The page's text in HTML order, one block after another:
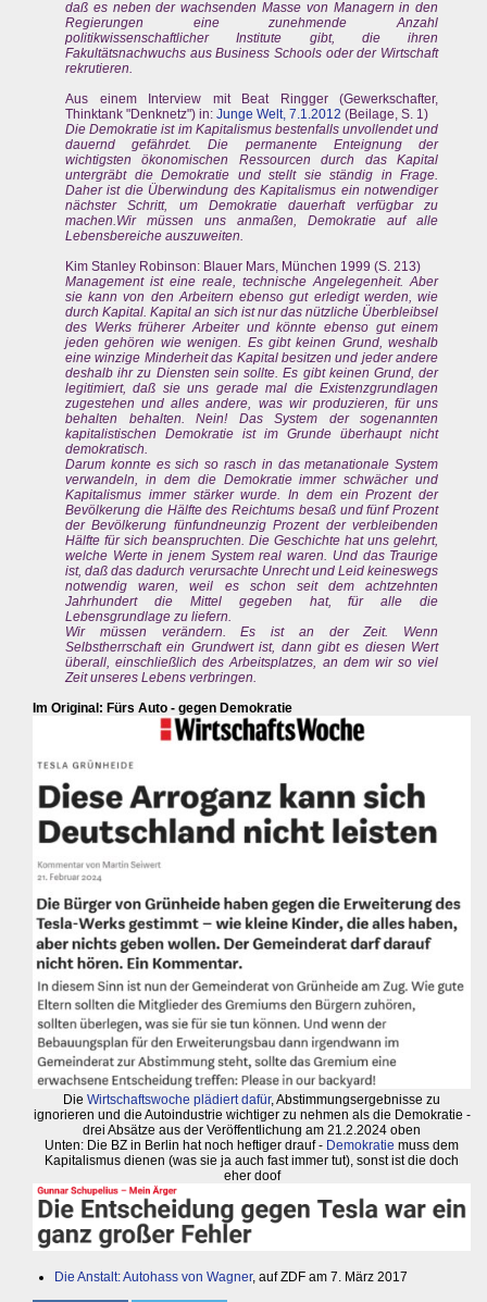
daß es neben der wachsenden Masse von Managern in den
Regierungen eine zunehmende Anzahl
politikwissenschaftlicher Institute gibt, die ihren
Fakultätsnachwuchs aus Business Schools oder der Wirtschaft
rekrutieren.
Aus einem Interview mit Beat Ringger (Gewerkschafter,
Thinktank "Denknetz") in: Junge Welt, 7.1.2012 (Beilage, S. 1)
Die Demokratie ist im Kapitalismus bestenfalls unvollendet und
dauernd gefährdet. Die permanente Enteignung der
wichtigsten ökonomischen Ressourcen durch das Kapital
untergräbt die Demokratie und stellt sie ständig in Frage.
Daher ist die Überwindung des Kapitalismus ein notwendiger
nächster Schritt, um Demokratie dauerhaft verfügbar zu
machen.Wir müssen uns anmaßen, Demokratie auf alle
Lebensbereiche auszuweiten.
Kim Stanley Robinson: Blauer Mars, München 1999 (S. 213)
Management ist eine reale, technische Angelegenheit. Aber
sie kann von den Arbeitern ebenso gut erledigt werden, wie
durch Kapital. Kapital an sich ist nur das nützliche Überbleibsel
des Werks früherer Arbeiter und könnte ebenso gut einem
jeden gehören wie wenigen. Es gibt keinen Grund, weshalb
eine winzige Minderheit das Kapital besitzen und jeder andere
deshalb ihr zu Diensten sein sollte. Es gibt keinen Grund, der
legitimiert, daß sie uns gerade mal die Existenzgrundlagen
zugestehen und alles andere, was wir produzieren, für uns
behalten behalten. Nein! Das System der sogenannten
kapitalistischen Demokratie ist im Grunde überhaupt nicht
demokratisch.
Darum konnte es sich so rasch in das metanationale System
verwandeln, in dem die Demokratie immer schwächer und
Kapitalismus immer stärker wurde. In dem ein Prozent der
Bevölkerung die Hälfte des Reichtums besaß und fünf Prozent
der Bevölkerung fünfundneunzig Prozent der verbleibenden
Hälfte für sich beanspruchten. Die Geschichte hat uns gelehrt,
welche Werte in jenem System real waren. Und das Traurige
ist, daß das dadurch verursachte Unrecht und Leid keineswegs
notwendig waren, weil es schon seit dem achtzehnten
Jahrhundert die Mittel gegeben hat, für alle die
Lebensgrundlage zu liefern.
Wir müssen verändern. Es ist an der Zeit. Wenn
Selbstherrschaft ein Grundwert ist, dann gibt es diesen Wert
überall, einschließlich des Arbeitsplatzes, an dem wir so viel
Zeit unseres Lebens verbringen.
Im Original: Fürs Auto - gegen Demokratie
DieWirtschaftswoche plädiert dafür, Abstimmungsergebnisse zu
ignorieren und die Autoindustrie wichtiger zu nehmen als die Demokratie -
drei Absätze aus der Veröffentlichung am 21.2.2024 oben
Unten: Die BZ in Berlin hat noch heftiger drauf - Demokratie muss dem
Kapitalismus dienen (was sie ja auch fast immer tut), sonst ist die doch
eher doof
Die Anstalt: Autohass von Wagner, auf ZDF am 7. März 2017